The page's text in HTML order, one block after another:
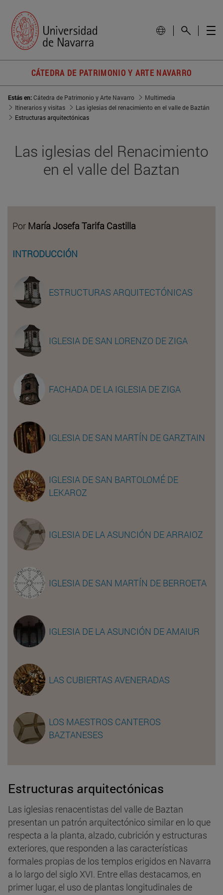
CÁTEDRA DE PATRIMONIO Y ARTE NAVARRO
Estás en:Cátedra de Patrimonio y Arte Navarro
Multimedia
Itinerarios y visitas
Las iglesias del renacimiento en el valle de Baztán
Estructuras arquitectónicas
Las iglesias del Renacimiento
en el valle del Baztan
Por María Josefa Tarifa Castilla
INTRODUCCIÓN
ESTRUCTURAS ARQUITECTÓNICAS
IGLESIA DE SAN LORENZO DE ZIGA
FACHADA DE LA IGLESIA DE ZIGA
IGLESIA DE SAN MARTÍN DE GARZTAIN
IGLESIA DE SAN BARTOLOMÉ DE
LEKAROZ
IGLESIA DE LA ASUNCIÓN DE ARRAIOZ
IGLESIA DE SAN MARTÍN DE BERROETA
IGLESIA DE LA ASUNCIÓN DE AMAIUR
LAS CUBIERTAS AVENERADAS
LOS MAESTROS CANTEROS
BAZTANESES
Estructuras arquitectónicas
Las iglesias renacentistas del valle de Baztan
presentan un patrón arquitectónico similar en lo que
respecta a la planta, alzado, cubrición y estructuras
exteriores, que responden a las características
formales propias de los templos erigidos en Navarra
a lo largo del siglo XVI. Entre ellas destacamos, en
primer lugar, el uso de plantas longitudinales de